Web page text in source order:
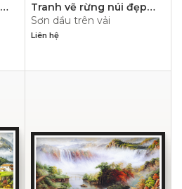
Tranh vẽ rừng núi đẹp
nhất- PN1128
Sơn dầu trên vải
Liên hệ